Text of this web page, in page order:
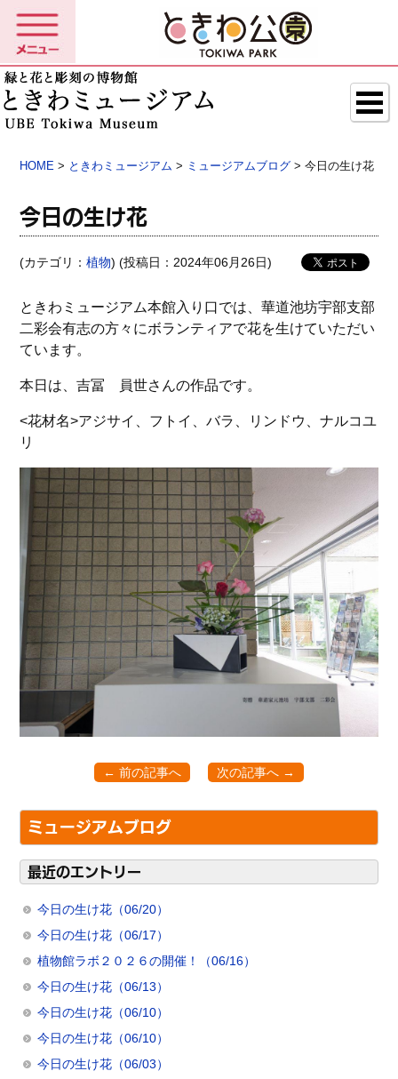
HOME > ときわミュージアム > ミュージアムブログ > 今日の生け花
今日の生け花
(カテゴリ：植物) (投稿日：2024年06月26日)
ときわミュージアム本館入り口では、華道池坊宇部支部
二彩会有志の方々にボランティアで花を生けていただい
ています。
本日は、吉冨 員世さんの作品です。
<花材名>アジサイ、フトイ、バラ、リンドウ、ナルコユ
リ
← 前の記事へ 次の記事へ →
ミュージアムブログ
最近のエントリー
今日の生け花（06/20）
今日の生け花（06/17）
植物館ラボ２０２６の開催！（06/16）
今日の生け花（06/13）
今日の生け花（06/10）
今日の生け花（06/10）
今日の生け花（06/03）